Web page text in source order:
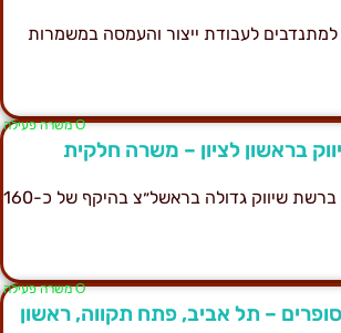
לעבודת ייצור והעמסה במשמרות
Ο משרה פעילה
בראשון לציון – משרה חלקית
עבודה בסידור סחורה ברשת שיווק גדולה בראשל״צ בהיקף של כ-160
Ο משרה פעילה
– תל אביב, פתח תקווה, ראשון